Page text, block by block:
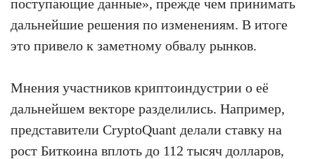
поступающие данные», прежде чем принимать
дальнейшие решения по изменениям. В итоге
это привело к заметному обвалу рынков.
Мнения участников криптоиндустрии о её
дальнейшем векторе разделились. Например,
представители CryptoQuant делали ставку на
рост Биткоина вплоть до 112 тысяч долларов,